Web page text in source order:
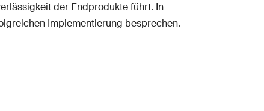
der Endprodukte führt. In
Implementierung besprechen.